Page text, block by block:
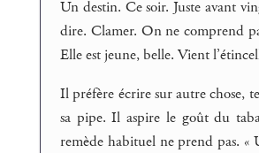
Un destin. Ce soir. Juste avant
dire. Clamer. On ne comprend
Elle est jeune, belle. Vient
Il préfère écrire sur autre chose,
sa pipe. Il aspire le goût du
remède habituel ne prend pas.